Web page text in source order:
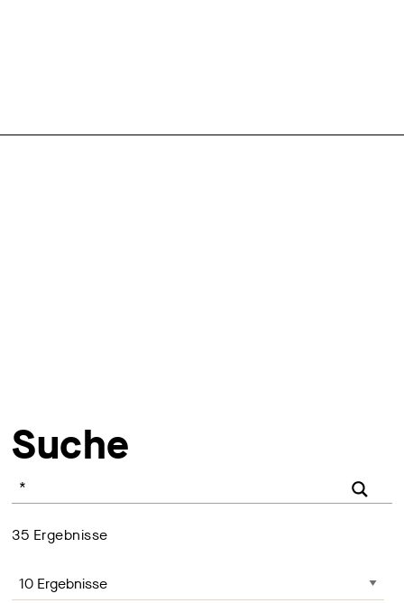
Suche
Ihr Suchbegriff
35 Ergebnisse
Anzahl der Ergebnisse, Änderung lädt die Seite neu